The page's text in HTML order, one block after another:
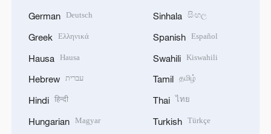
German Deutsch
Greek Ελληνικά
Hausa Hausa
Hebrew עברית
Hindi हिन्दी
Hungarian Magyar
Sinhala සිංහල
Spanish Español
Swahili Kiswahili
Tamil தமிழ்
Thai ไทย
Turkish Türkçe